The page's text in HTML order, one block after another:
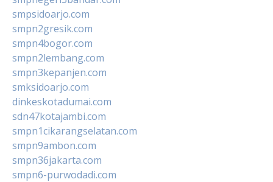
smpsidoarjo.com
smpn2gresik.com
smpn4bogor.com
smpn2lembang.com
smpn3kepanjen.com
smksidoarjo.com
dinkeskotadumai.com
sdn47kotajambi.com
smpn1cikarangselatan.com
smpn9ambon.com
smpn36jakarta.com
smpn6-purwodadi.com